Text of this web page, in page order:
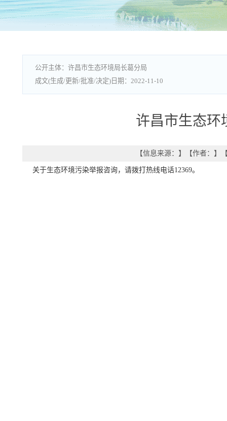
许昌市生态环境局长葛分局
2022-11-10
许昌市生态环
【信息来源： 】 【作者： 】
关于生态环境污染举报咨询，请拨打热线电话12369。